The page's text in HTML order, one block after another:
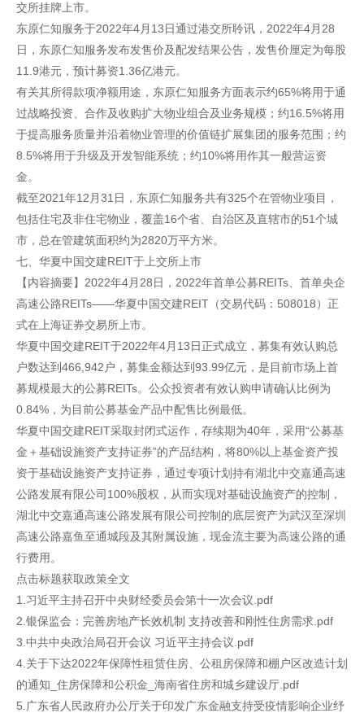
交所挂牌上市。
东原仁知服务于2022年4月13日通过港交所聆讯，2022年4月28
日，东原仁知服务发布发售价及配发结果公告，发售价厘定为每股
11.9港元，预计募资1.36亿港元。
有关其所得款项净额用途，东原仁知服务方面表示约65%将用于通
过战略投资、合作及收购扩大物业组合及业务规模；约16.5%将用
于提高服务质量并沿着物业管理的价值链扩展集团的服务范围；约
8.5%将用于升级及开发智能系统；约10%将用作其一般营运资
金。
截至2021年12月31日，东原仁知服务共有325个在管物业项目，
包括住宅及非住宅物业，覆盖16个省、自治区及直辖市的51个城
市，总在管建筑面积约为2820万平方米。
七、华夏中国交建REIT于上交所上市
【内容摘要】2022年4月28日，2022年首单公募REITs、首单央企
高速公路REITs——华夏中国交建REIT（交易代码：508018）正
式在上海证券交易所上市。
华夏中国交建REIT于2022年4月13日正式成立，募集有效认购总
户数达到466,942户，募集金额达到93.99亿元，是目前市场上首
募规模最大的公募REITs。公众投资者有效认购申请确认比例为
0.84%，为目前公募基金产品中配售比例最低。
华夏中国交建REIT采取封闭式运作，存续期为40年，采用“公募基
金＋基础设施资产支持证券”的产品结构，将80%以上基金资产投
资于基础设施资产支持证券，通过专项计划持有湖北中交嘉通高速
公路发展有限公司100%股权，从而实现对基础设施资产的控制，
湖北中交嘉通高速公路发展有限公司控制的底层资产为武汉至深圳
高速公路嘉鱼至通城段及其附属设施，现金流主要为高速公路的通
行费用。
点击标题获取政策全文
1.习近平主持召开中央财经委员会第十一次会议.pdf
2.银保监会：完善房地产长效机制 支持改善和刚性住房需求.pdf
3.中共中央政治局召开会议 习近平主持会议.pdf
4.关于下达2022年保障性租赁住房、公租房保障和棚户区改造计划
的通知_住房保障和公积金_海南省住房和城乡建设厅.pdf
5.广东省人民政府办公厅关于印发广东金融支持受疫情影响企业纾